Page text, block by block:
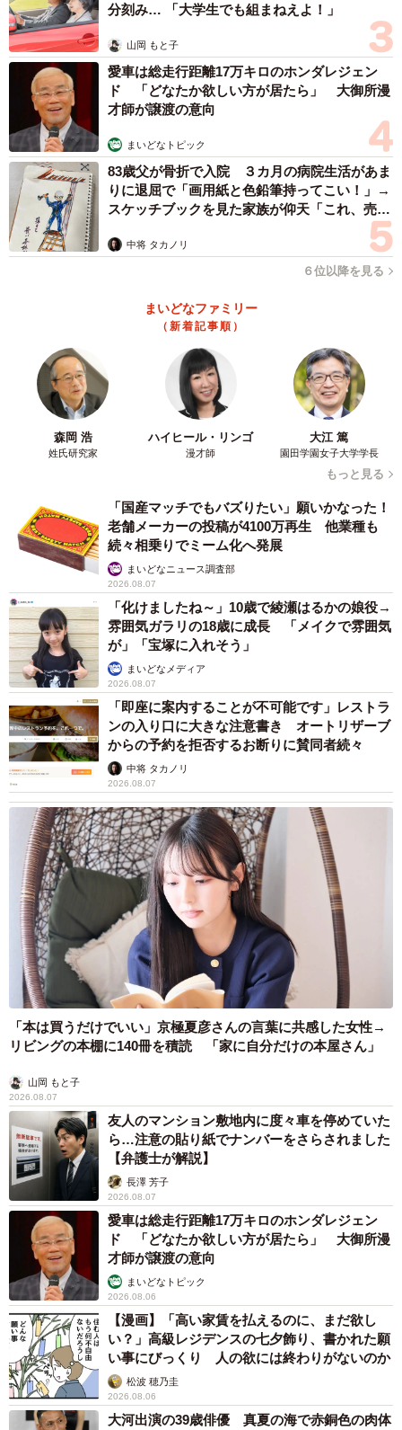
髭さんとの食事でも同様の場面に遭遇（B.B軍曹さん提供）
同じ「家で作れそう」という内容でも印象は正反対（B.B軍曹さん提供）
ー髭さんは出会った時から素敵な話し方でしたか？
いえいえ、全然そんなことありません（笑）出会った当初
は「正論の鬼」みたいなタイプで、「言ってることは正し
いけど、私はどう受け取ればいいの？」みたいな場面が多
かったです。ただ、その奥に「伝えようとしてる不器用
さ」みたいなものは確かにあって。
それが今では、「伝わるように話す」にアップデートされ
た感じです。仕事柄なのか、言葉が相手にどう届くかを常
に意識していて、「その一言で相手はどう感じるか？どう
動こうとするか？」に対する感度がものすごく高い。伝え
方で最も大事なのは相手との温度感なんだと気づかせてく
れたのは、髭の存在でした。
ー余計な一言を減らすにはどうしたらいいでしょうか？
「場を和ませよう」とか「気まずさを埋めよう」として、
逆に地雷ワードを見過ごしがちなんですよね（笑）。髭は
よく、「余計なことを言うくらいなら、黙って話を聞いて
るほうが100倍マシ」と言います。
私自身は正反対で、「しゃべりすぎたが故に最終的に後悔
するプロ」だったので、今は「その言葉、相手のため？そ
れとも自己満足？」と、ひと呼吸置くようにしてます。話
し方ってスキルよりも、姿勢なのかもしれませんね。
＜B.B軍曹さん関連情報＞
分刻み… 「大学生でも組まねえよ！」
山岡 もと子
愛車は総走行距離17万キロのホンダレジェン
ド 「どなたか欲しい方が居たら」 大御所漫
才師が譲渡の意向
まいどなトピック
83歳父が骨折で入院 ３カ月の病院生活があま
りに退屈で「画用紙と色鉛筆持ってこい！」→
スケッチブックを見た家族が仰天「これ、売れ
中将 タカノリ
６位以降を見る
まいどなファミリー
（新着記事順）
森岡 浩
姓氏研究家
ハイヒール・リンゴ
漫才師
大江 篤
園田学園女子大学学長
もっと見る
「国産マッチでもバズりたい」願いかなった！
老舗メーカーの投稿が4100万再生 他業種も
続々相乗りでミーム化へ発展
まいどなニュース調査部
2026.08.07
「化けましたね～」10歳で綾瀬はるかの娘役→
雰囲気ガラリの18歳に成長 「メイクで雰囲気
が」「宝塚に入れそう」
まいどなメディア
2026.08.07
「即座に案内することが不可能です」レストラ
ンの入り口に大きな注意書き オートリザーブ
からの予約を拒否するお断りに賛同者続々
中将 タカノリ
2026.08.07
「本は買うだけでいい」京極夏彦さんの言葉に共感した女性→
リビングの本棚に140冊を積読 「家に自分だけの本屋さん」
山岡 もと子
2026.08.07
友人のマンション敷地内に度々車を停めていた
ら…注意の貼り紙でナンバーをさらされました
【弁護士が解説】
長澤 芳子
2026.08.07
愛車は総走行距離17万キロのホンダレジェン
ド 「どなたか欲しい方が居たら」 大御所漫
才師が譲渡の意向
まいどなトピック
2026.08.06
【漫画】「高い家賃を払えるのに、まだ欲し
い？」高級レジデンスの七夕飾り、書かれた願
い事にびっくり 人の欲には終わりがないのか
松波 穂乃圭
2026.08.06
大河出演の39歳俳優 真夏の海で赤銅色の肉体